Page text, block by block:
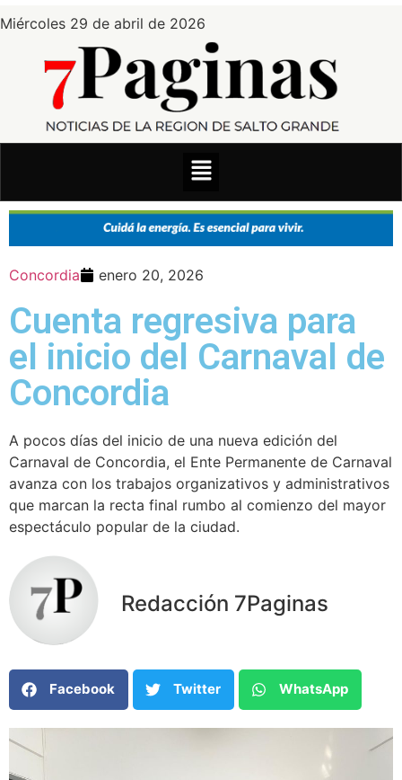
Miércoles 29 de abril de 2026
Concordia enero 20, 2026
Cuenta regresiva para
el inicio del Carnaval de
Concordia
A pocos días del inicio de una nueva edición del
Carnaval de Concordia, el Ente Permanente de Carnaval
avanza con los trabajos organizativos y administrativos
que marcan la recta final rumbo al comienzo del mayor
espectáculo popular de la ciudad.
Redacción 7Paginas
Facebook Twitter WhatsApp